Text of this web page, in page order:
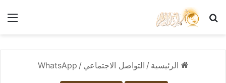
بحث عن
الرئيسية / التواصل الاجتماعي /
WhatsApp